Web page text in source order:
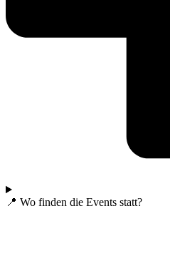
📍 Wo finden die Events statt?